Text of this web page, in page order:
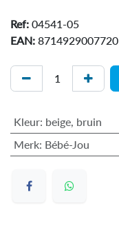
Ref: 04541-05
EAN: 8714929007720
Kleur: beige, bruin
Merk: Bébé-Jou